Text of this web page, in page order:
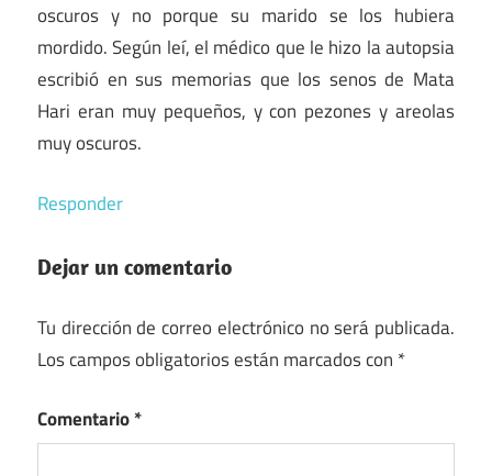
oscuros y no porque su marido se los hubiera
mordido. Según leí, el médico que le hizo la autopsia
escribió en sus memorias que los senos de Mata
Hari eran muy pequeños, y con pezones y areolas
muy oscuros.
Responder
Dejar un comentario
Tu dirección de correo electrónico no será publicada.
Los campos obligatorios están marcados con *
Comentario*